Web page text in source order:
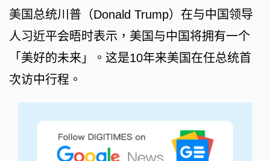
美国总统川普（Donald Trump）在与中国领导
人习近平会晤时表示，美国与中国将拥有一个
「美好的未来」。这是10年来美国在任总统首
次访中行程。